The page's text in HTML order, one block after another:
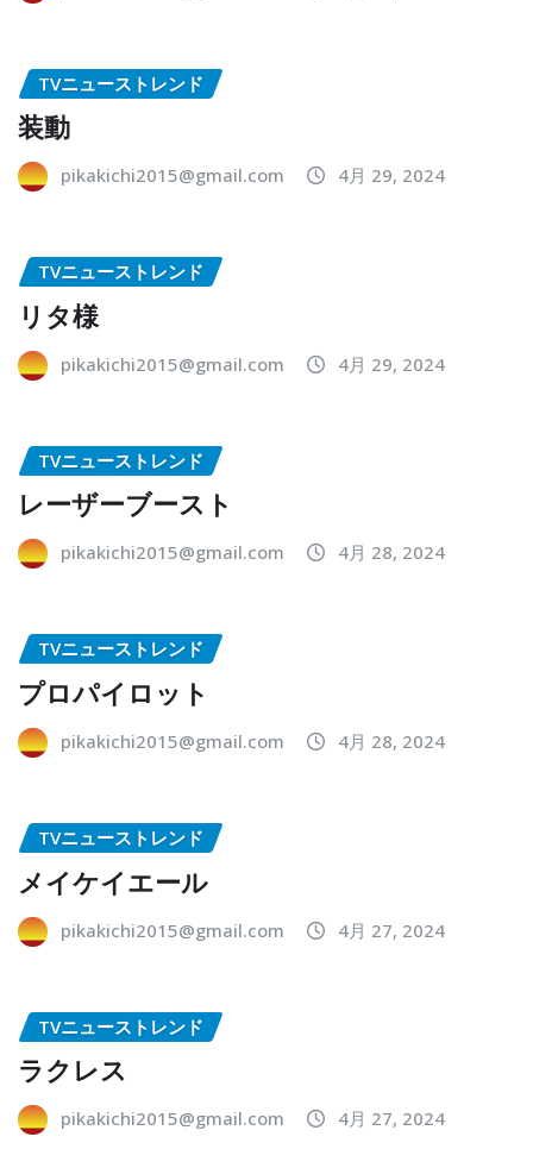
TVニューストレンド
装動
pikakichi2015@gmail.com 4月 29, 2024
TVニューストレンド
リタ様
pikakichi2015@gmail.com 4月 29, 2024
TVニューストレンド
レーザーブースト
pikakichi2015@gmail.com 4月 28, 2024
TVニューストレンド
プロパイロット
pikakichi2015@gmail.com 4月 28, 2024
TVニューストレンド
メイケイエール
pikakichi2015@gmail.com 4月 27, 2024
TVニューストレンド
ラクレス
pikakichi2015@gmail.com 4月 27, 2024